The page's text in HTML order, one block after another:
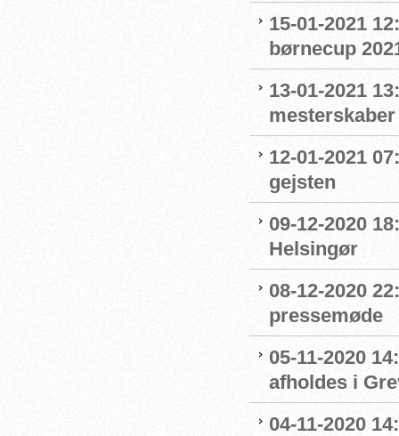
15-01-2021
børnecup
13-01-2021
mesterskaber
12-01-2021
gejsten
09-12-2020
Helsingør
08-12-2020
pressemøde
05-11-2020
afholdes i
04-11-2020